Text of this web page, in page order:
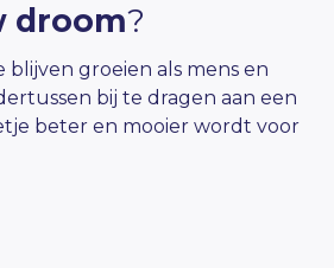
droom?
blijven groeien als mens en
bij te dragen aan een
beter en mooier wordt voor